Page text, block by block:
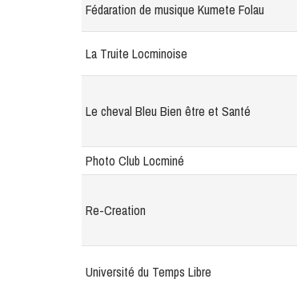
Fédaration de musique Kumete Folau
La Truite Locminoise
Le cheval Bleu Bien être et Santé
Photo Club Locminé
Re-Creation
Université du Temps Libre